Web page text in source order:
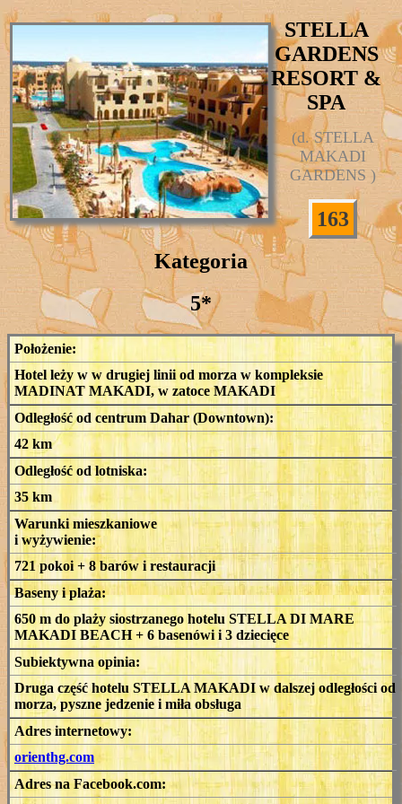
STELLA
GARDENS
RESORT &
SPA
(d. STELLA
MAKADI
GARDENS )
163
Kategoria
5*
Położenie:
Hotel leży w w drugiej linii od morza w kompleksie
MADINAT MAKADI, w zatoce MAKADI
Odległość od centrum Dahar (Downtown):
42 km
Odległość od lotniska:
35 km
Warunki mieszkaniowe
i wyżywienie:
721 pokoi + 8 barów i restauracji
Baseny i plaża:
650 m do plaży siostrzanego hotelu STELLA DI MARE
MAKADI BEACH + 6 basenówi i 3 dziecięce
Subiektywna opinia:
Druga część hotelu STELLA MAKADI w dalszej odległości od
morza, pyszne jedzenie i miła obsługa
Adres internetowy:
orienthg.com
Adres na Facebook.com: